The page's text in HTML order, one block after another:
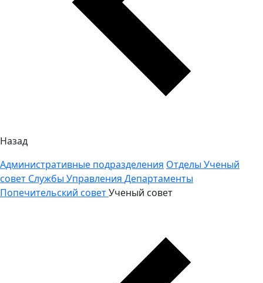
Назад
Административные подразделения Отделы Ученый
совет Службы Управления Департаменты
Попечительский советУченый совет